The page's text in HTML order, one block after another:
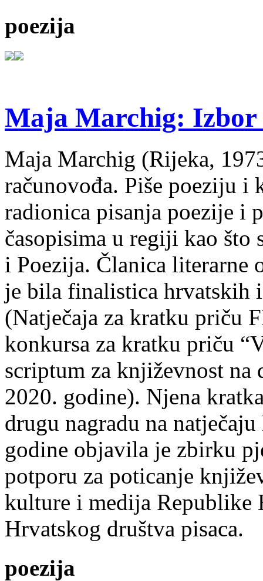
poezija
Maja Marchig: Izbor
Maja Marchig (Rijeka,
računovođa. Piše poeziju i
radionica pisanja poezije i
časopisima u regiji kao što
i Poezija. Članica literarne
je bila finalistica hrvatskih
(Natječaja za kratku priču
konkursa za kratku priču
scriptum za književnost na
2020. godine). Njena
drugu nagradu na
godine objavila je zbirku
potporu za poticanje
kulture i medija Republike
Hrvatskog društva pisaca.
poezija